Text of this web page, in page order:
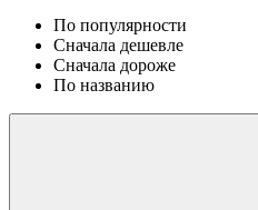
По популярности
Сначала дешевле
Сначала дороже
По названию